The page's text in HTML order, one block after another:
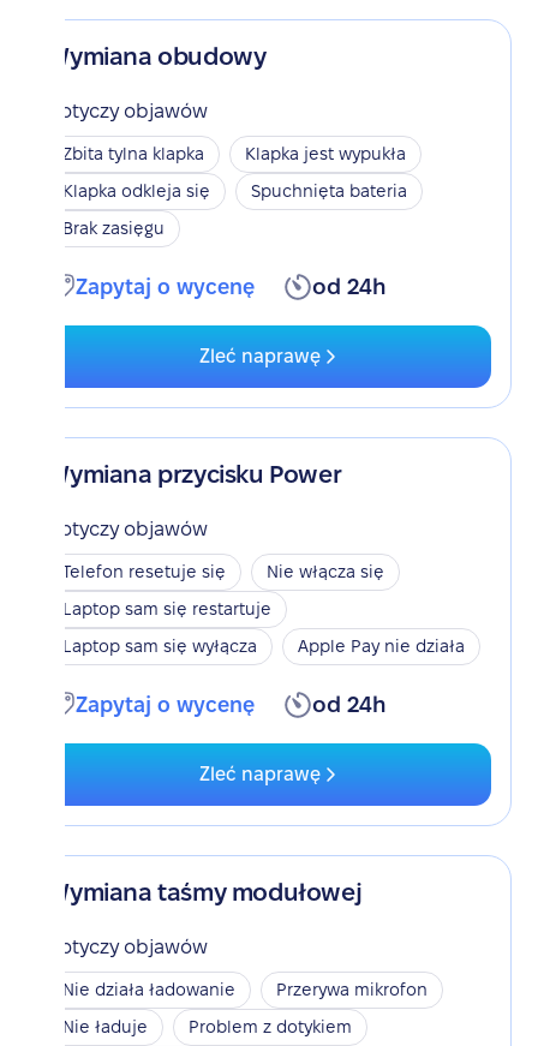
Wymiana obudowy
Dotyczy objawów
Zbita tylna klapka
Klapka jest wypukła
Klapka odkleja się
Spuchnięta bateria
Brak zasięgu
Zapytaj o wycenę od 24h
Zleć naprawę
Wymiana przycisku Power
Dotyczy objawów
Telefon resetuje się
Nie włącza się
Laptop sam się restartuje
Laptop sam się wyłącza
Apple Pay nie działa
Zapytaj o wycenę od 24h
Zleć naprawę
Wymiana taśmy modułowej
Dotyczy objawów
Nie działa ładowanie
Przerywa mikrofon
Nie ładuje
Problem z dotykiem